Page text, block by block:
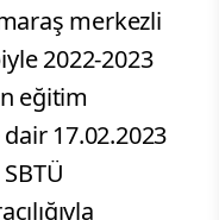
merkezli
2022-2023
eğitim
17.02.2023